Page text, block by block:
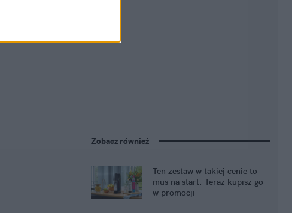
Zobacz również
Ten zestaw w takiej cenie to
mus na start. Teraz kupisz go
w promocji